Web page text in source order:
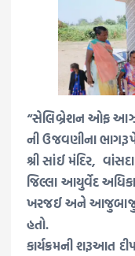
“સેલિબ્રેશન ઓફ
ની ઉજવણીના
શ્રી સાંઈ મંદિર,
જિલ્લા આયુર્વેદ
ખરજઈ અને આજુબાજુ
હતો.
કાર્યક્રમની શરૂઆત